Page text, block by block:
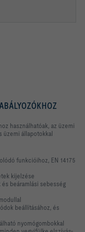
használhatóak, az üzemi
üzemi állapotokkal
funkcióihoz, EN 14175
kijelzése
beáramlási sebesség
beállításához, és
nyomógombokkal